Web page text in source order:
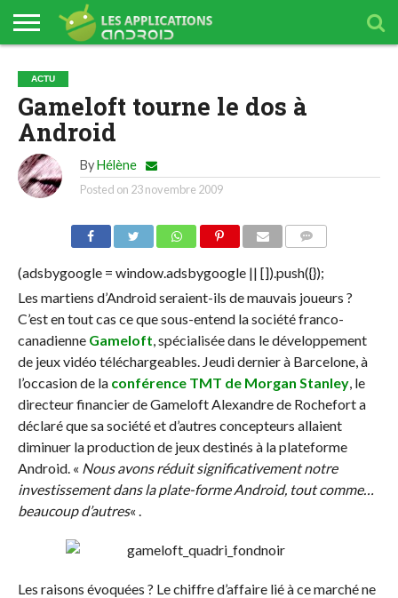
TÉLÉCHARGER
FDJ
TÉLÉCHARGER
WINAMAX
TÉLÉCHARGER
PARIONS
SPORT
TÉLÉCHARGER
BETCLIC
TÉLÉCHARGER
ORANGE
BANK
TÉLÉCHARGER
ETORO
ACTU
Gameloft tourne le dos à
Android
By Hélène
Posted on 23 novembre 2009
(adsbygoogle = window.adsbygoogle || []).push({});
Les martiens d’Android seraient-ils de mauvais joueurs ?
C’est en tout cas ce que sous-entend la société franco-
canadienne Gameloft, spécialisée dans le développement
de jeux vidéo téléchargeables. Jeudi dernier à Barcelone, à
l’occasion de la conférence TMT de Morgan Stanley, le
directeur financier de Gameloft Alexandre de Rochefort a
déclaré que sa société et d’autres concepteurs allaient
diminuer la production de jeux destinés à la plateforme
Android. « Nous avons réduit significativement notre
investissement dans la plate-forme Android, tout comme…
beaucoup d’autres« .
Les raisons évoquées ? Le chiffre d’affaire lié à ce marché ne